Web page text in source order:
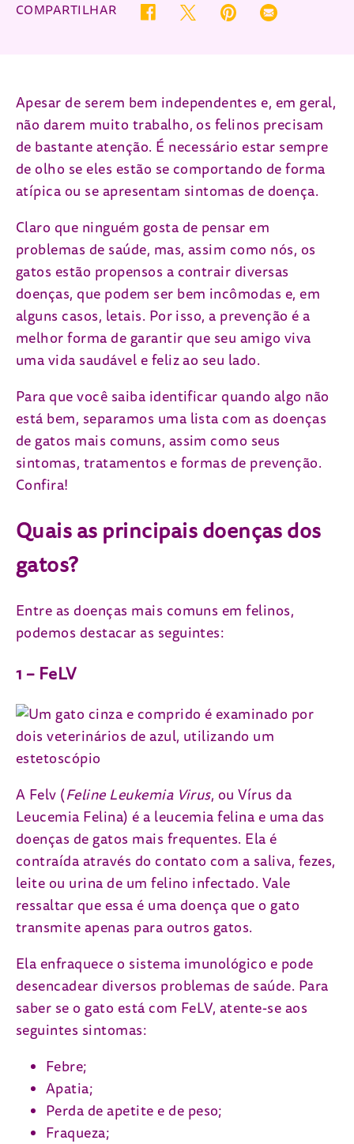
COMPARTILHAR Facebook (opens in new window)
Twitter (opens in new window)
Pinterest (opens in new
Email (opens in
Apesar de serem bem independentes e, em geral,
não darem muito trabalho, os felinos precisam
de bastante atenção. É necessário estar sempre
de olho se eles estão se comportando de forma
atípica ou se apresentam sintomas de doença.
Claro que ninguém gosta de pensar em
problemas de saúde, mas, assim como nós, os
gatos estão propensos a contrair diversas
doenças, que podem ser bem incômodas e, em
alguns casos, letais. Por isso, a prevenção é a
melhor forma de garantir que seu amigo viva
uma vida saudável e feliz ao seu lado.
Para que você saiba identificar quando algo não
está bem, separamos uma lista com as doenças
de gatos mais comuns, assim como seus
sintomas, tratamentos e formas de prevenção.
Confira!
Quais as principais doenças dos
gatos?
Entre as doenças mais comuns em felinos,
podemos destacar as seguintes:
1 – FeLV
A Felv (Feline Leukemia Virus, ou Vírus da
Leucemia Felina) é a leucemia felina e uma das
doenças de gatos mais frequentes. Ela é
contraída através do contato com a saliva, fezes,
leite ou urina de um felino infectado. Vale
ressaltar que essa é uma doença que o gato
transmite apenas para outros gatos.
Ela enfraquece o sistema imunológico e pode
desencadear diversos problemas de saúde. Para
saber se o gato está com FeLV, atente-se aos
seguintes sintomas:
Febre;
Apatia;
Perda de apetite e de peso;
Fraqueza;